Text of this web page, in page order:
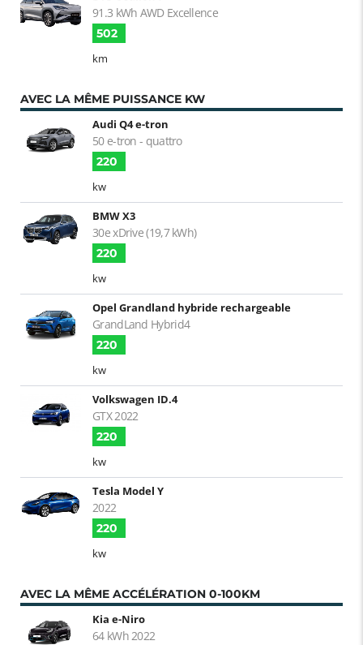
91.3 kWh AWD Excellence
502
km
AVEC LA MÊME PUISSANCE KW
Audi Q4 e-tron
50 e-tron - quattro
220
kw
BMW X3
30e xDrive (19,7 kWh)
220
kw
Opel Grandland hybride rechargeable
GrandLand Hybrid4
220
kw
Volkswagen ID.4
GTX 2022
220
kw
Tesla Model Y
2022
220
kw
AVEC LA MÊME ACCÉLÉRATION 0-100KM
Kia e-Niro
64 kWh 2022